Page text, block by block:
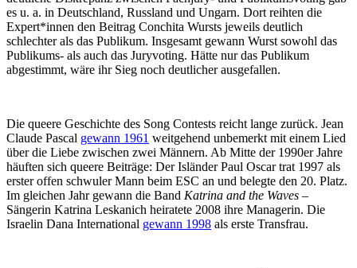
es u. a. in Deutschland, Russland und Ungarn. Dort reihten die
Expert*innen den Beitrag Conchita Wursts jeweils deutlich
schlechter als das Publikum. Insgesamt gewann Wurst sowohl das
Publikums- als auch das Juryvoting. Hätte nur das Publikum
abgestimmt, wäre ihr Sieg noch deutlicher ausgefallen.
Die queere Geschichte des Song Contests reicht lange zurück. Jean
Claude Pascal gewann 1961 weitgehend unbemerkt mit einem Lied
über die Liebe zwischen zwei Männern. Ab Mitte der 1990er Jahre
häuften sich queere Beiträge: Der Isländer Paul Oscar trat 1997 als
erster offen schwuler Mann beim ESC an und belegte den 20. Platz.
Im gleichen Jahr gewann die Band Katrina and the Waves –
Sängerin Katrina Leskanich heiratete 2008 ihre Managerin. Die
Israelin Dana International gewann 1998 als erste Transfrau.